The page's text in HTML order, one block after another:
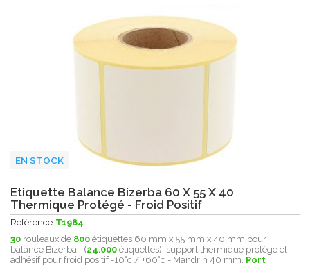
EN STOCK
Etiquette Balance Bizerba 60 X 55 X 40
Thermique Protégé - Froid Positif
Référence T1984
30 rouleaux de 800 étiquettes 60 mm x 55 mm x 40 mm pour
balance Bizerba - (24.000 étiquettes) support thermique protégé et
adhésif pour froid positif -10°c / +60°c - Mandrin 40 mm. Port